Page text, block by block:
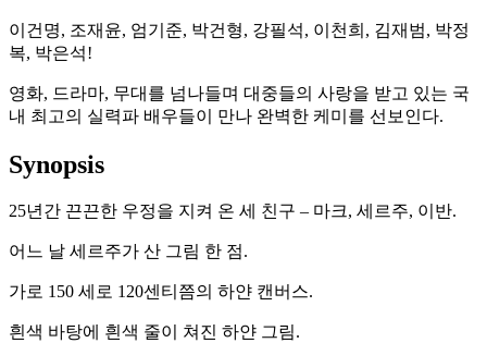
이건명, 조재윤, 엄기준, 박건형, 강필석, 이천희, 김재범, 박정
복, 박은석!
영화, 드라마, 무대를 넘나들며 대중들의 사랑을 받고 있는 국
내 최고의 실력파 배우들이 만나 완벽한 케미를 선보인다.
Synopsis
25년간 끈끈한 우정을 지켜 온 세 친구 – 마크, 세르주, 이반.
어느 날 세르주가 산 그림 한 점.
가로 150 세로 120센티쯤의 하얀 캔버스.
흰색 바탕에 흰색 줄이 쳐진 하얀 그림.